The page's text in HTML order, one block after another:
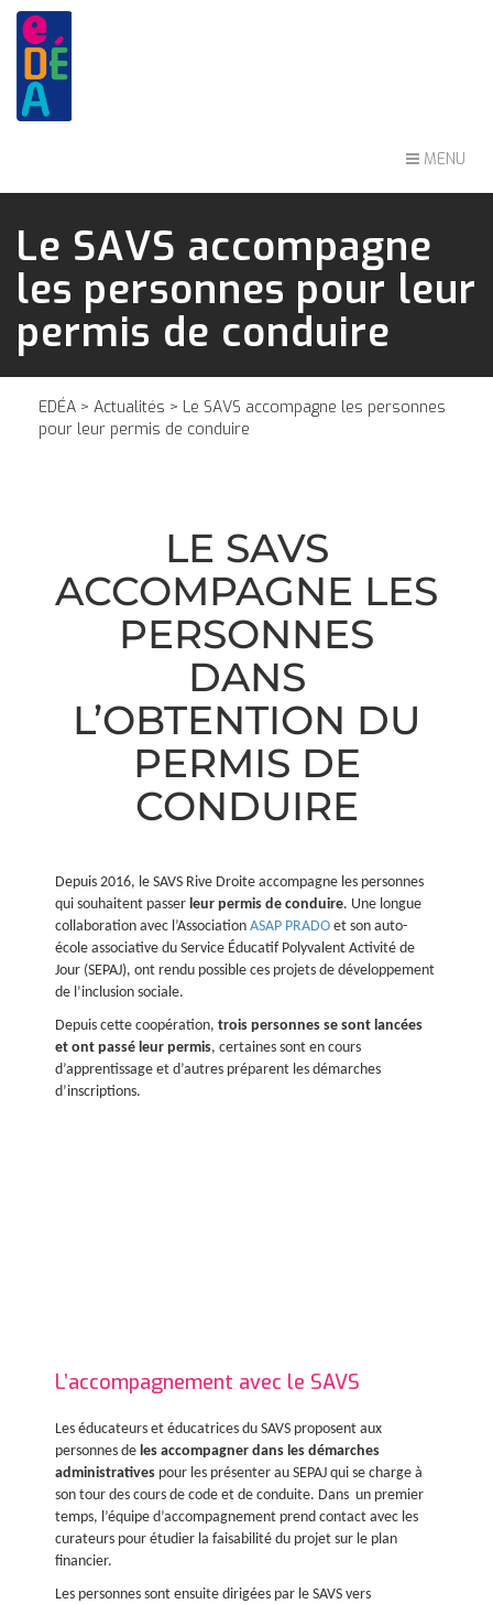
MENU
Le SAVS accompagne
les personnes pour leur
permis de conduire
EDÉA > Actualités > Le SAVS accompagne les personnes
pour leur permis de conduire
LE SAVS
ACCOMPAGNE LES
PERSONNES
DANS
L’OBTENTION DU
PERMIS DE
CONDUIRE
Depuis 2016, le SAVS Rive Droite accompagne les personnes
qui souhaitent passer leur permis de conduire. Une longue
collaboration avec l’Association ASAP PRADO et son auto-
école associative du Service Éducatif Polyvalent Activité de
Jour (SEPAJ), ont rendu possible ces projets de développement
de l’inclusion sociale.
Depuis cette coopération, trois personnes se sont lancées
et ont passé leur permis, certaines sont en cours
d’apprentissage et d’autres préparent les démarches
d’inscriptions.
L’accompagnement avec le SAVS
Les éducateurs et éducatrices du SAVS proposent aux
personnes de les accompagner dans les démarches
administratives pour les présenter au SEPAJ qui se charge à
son tour des cours de code et de conduite. Dans un premier
temps, l’équipe d’accompagnement prend contact avec les
curateurs pour étudier la faisabilité du projet sur le plan
financier.
Les personnes sont ensuite dirigées par le SAVS vers